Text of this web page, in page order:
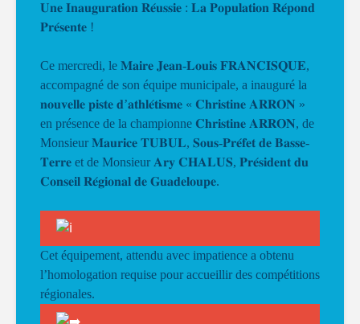
𝐔𝐧𝐞 𝐈𝐧𝐚𝐮𝐠𝐮𝐫𝐚𝐭𝐢𝐨𝐧 𝐑𝐞́𝐮𝐬𝐬𝐢𝐞 : 𝐋𝐚 𝐏𝐨𝐩𝐮𝐥𝐚𝐭𝐢𝐨𝐧 𝐑𝐞́𝐩𝐨𝐧𝐝
𝐏𝐫𝐞́𝐬𝐞𝐧𝐭𝐞 !
Ce mercredi, le 𝐌𝐚𝐢𝐫𝐞 𝐉𝐞𝐚𝐧-𝐋𝐨𝐮𝐢𝐬 𝐅𝐑𝐀𝐍𝐂𝐈𝐒𝐐𝐔𝐄,
accompagné de son équipe municipale, a inauguré la
𝐧𝐨𝐮𝐯𝐞𝐥𝐥𝐞 𝐩𝐢𝐬𝐭𝐞 𝐝’𝐚𝐭𝐡𝐥𝐞́𝐭𝐢𝐬𝐦𝐞 « 𝐂𝐡𝐫𝐢𝐬𝐭𝐢𝐧𝐞 𝐀𝐑𝐑𝐎𝐍 »
en présence de la championne 𝐂𝐡𝐫𝐢𝐬𝐭𝐢𝐧𝐞 𝐀𝐑𝐑𝐎𝐍, de
Monsieur 𝐌𝐚𝐮𝐫𝐢𝐜𝐞 𝐓𝐔𝐁𝐔𝐋, 𝐒𝐨𝐮𝐬-𝐏𝐫𝐞́𝐟𝐞𝐭 𝐝𝐞 𝐁𝐚𝐬𝐬𝐞-
𝐓𝐞𝐫𝐫𝐞 et de Monsieur 𝐀𝐫𝐲 𝐂𝐇𝐀𝐋𝐔𝐒, 𝐏𝐫𝐞́𝐬𝐢𝐝𝐞𝐧𝐭 𝐝𝐮
𝐂𝐨𝐧𝐬𝐞𝐢𝐥 𝐑𝐞́𝐠𝐢𝐨𝐧𝐚𝐥 𝐝𝐞 𝐆𝐮𝐚𝐝𝐞𝐥𝐨𝐮𝐩𝐞.
Cet équipement, attendu avec impatience a obtenu
l’homologation requise pour accueillir des compétitions
régionales.